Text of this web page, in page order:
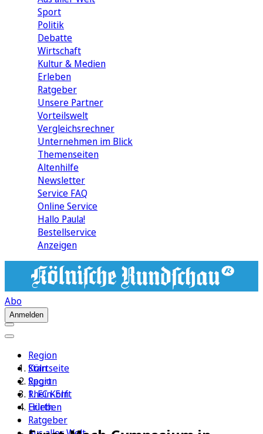
Sport
Politik
Debatte
Wirtschaft
Kultur & Medien
Erleben
Ratgeber
Unsere Partner
Vorteilswelt
Vergleichsrechner
Unternehmen im Blick
Themenseiten
Altenhilfe
Newsletter
Service FAQ
Online Service
Hallo Paula!
Bestellservice
Anzeigen
Abo
Anmelden
Region
Köln
Sport
1. FC Köln
Erleben
Ratgeber
Startseite
Region
Rhein-Erft
Hürth